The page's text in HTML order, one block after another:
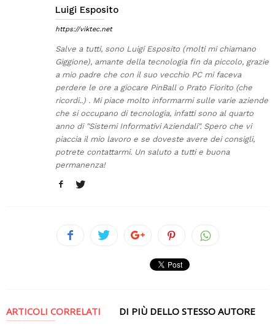
Luigi Esposito
https://viktec.net
Salve a tutti, sono Luigi Esposito (molti mi chiamano
Giggione), amante della tecnologia fin da piccolo, grazie
a mio padre che con il suo vecchio PC mi faceva
perdere le ore a giocare PinBall o Prato Fiorito (che
ricordi..) . Mi piace molto informarmi sulle varie aziende
che si occupano di tecnologia, infatti sono al quarto
anno di "Sistemi Informativi Aziendali". Spero che vi
piaccia il mio lavoro e se doveste avere dei consigli,
potrete contattarmi. Un saluto a tutti e buona
permanenza!
ARTICOLI CORRELATI DI PIÙ DELLO STESSO AUTORE